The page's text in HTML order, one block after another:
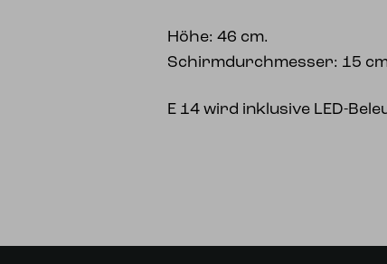
Höhe: 46 cm.
Schirmdurchmesser: 15
E 14 wird inklusive LED-